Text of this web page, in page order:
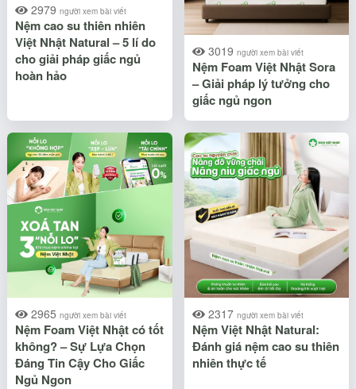
2979 người xem bài viết
Nệm cao su thiên nhiên
Việt Nhật Natural – 5 lí do
cho giải pháp giấc ngủ
hoàn hảo
3019 người xem bài viết
Nệm Foam Việt Nhật Sora
– Giải pháp lý tưởng cho
giấc ngủ ngon
2965 người xem bài viết
Nệm Foam Việt Nhật có tốt
không? – Sự Lựa Chọn
Đáng Tin Cậy Cho Giấc
Ngủ Ngon
2317 người xem bài viết
Nệm Việt Nhật Natural:
Đánh giá nệm cao su thiên
nhiên thực tế